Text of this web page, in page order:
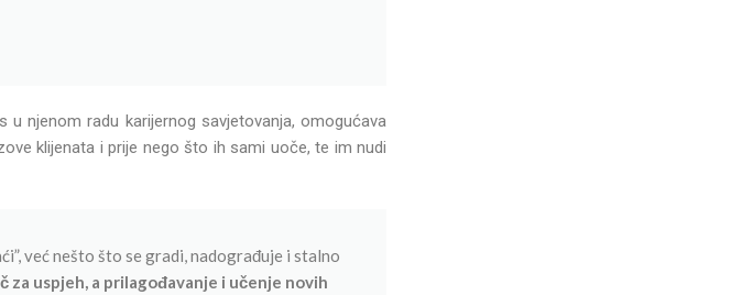
u njenom radu karijernog savjetovanja, omogućava
klijenata i prije nego što ih sami uoče, te im nudi
već nešto što se gradi, nadograđuje i stalno
za uspjeh, a prilagođavanje i učenje novih